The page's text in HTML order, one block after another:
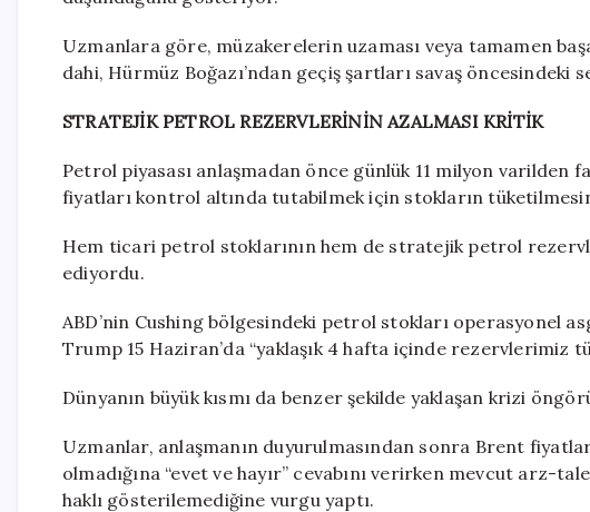
Uzmanlara göre, müzakerelerin uzaması veya tamamen
dahi, Hürmüz Boğazı’ndan geçiş şartları savaş
STRATEJİK PETROL REZERVLERİNİN AZALMASI KRİTİK
Petrol piyasası anlaşmadan önce günlük 11 milyon varilden
fiyatları kontrol altında tutabilmek için stokların
Hem ticari petrol stoklarının hem de stratejik petrol
ediyordu.
ABD’nin Cushing bölgesindeki petrol stokları operasyonel
Trump 15 Haziran’da “yaklaşık 4 hafta içinde rezervlerimiz
Dünyanın büyük kısmı da benzer şekilde yaklaşan krizi
Uzmanlar, anlaşmanın duyurulmasından sonra Brent
olmadığına “evet ve hayır” cevabını verirken mevcut arz-
haklı gösterilemediğine vurgu yaptı.